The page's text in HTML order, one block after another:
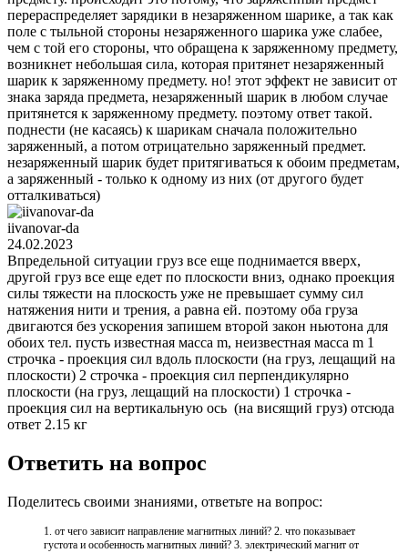
перераспределяет зарядики в незаряженном шарике, а так как
поле с тыльной стороны незаряженного шарика уже слабее,
чем с той его стороны, что обращена к заряженному предмету,
возникнет небольшая сила, которая притянет незаряженный
шарик к заряженному предмету. но! этот эффект не зависит от
знака заряда предмета, незаряженный шарик в любом случае
притянется к заряженному предмету. поэтому ответ такой.
поднести (не касаясь) к шарикам сначала положительно
заряженный, а потом отрицательно заряженный предмет.
незаряженный шарик будет притягиваться к обоим предметам,
а заряженный - только к одному из них (от другого будет
отталкиваться)
iivanovar-da
24.02.2023
Впредельной ситуации груз все еще поднимается вверх,
другой груз все еще едет по плоскости вниз, однако проекция
силы тяжести на плоскость уже не превышает сумму сил
натяжения нити и трения, а равна ей. поэтому оба груза
двигаются без ускорения запишем второй закон ньютона для
обоих тел. пусть известная масса m, неизвестная масса m 1
строчка - проекция сил вдоль плоскости (на груз, лещащий на
плоскости) 2 строчка - проекция сил перпендикулярно
плоскости (на груз, лещащий на плоскости) 1 строчка -
проекция сил на вертикальную ось (на висящий груз) отсюда
ответ 2.15 кг
Ответить на вопрос
Поделитесь своими знаниями, ответьте на вопрос:
1. от чего зависит направление магнитных линий? 2. что показывает
густота и особенность магнитных линий? 3. электрический магнит от